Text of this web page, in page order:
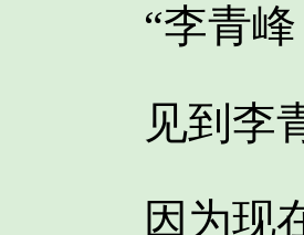
“李青峰
见到李青
因为现在